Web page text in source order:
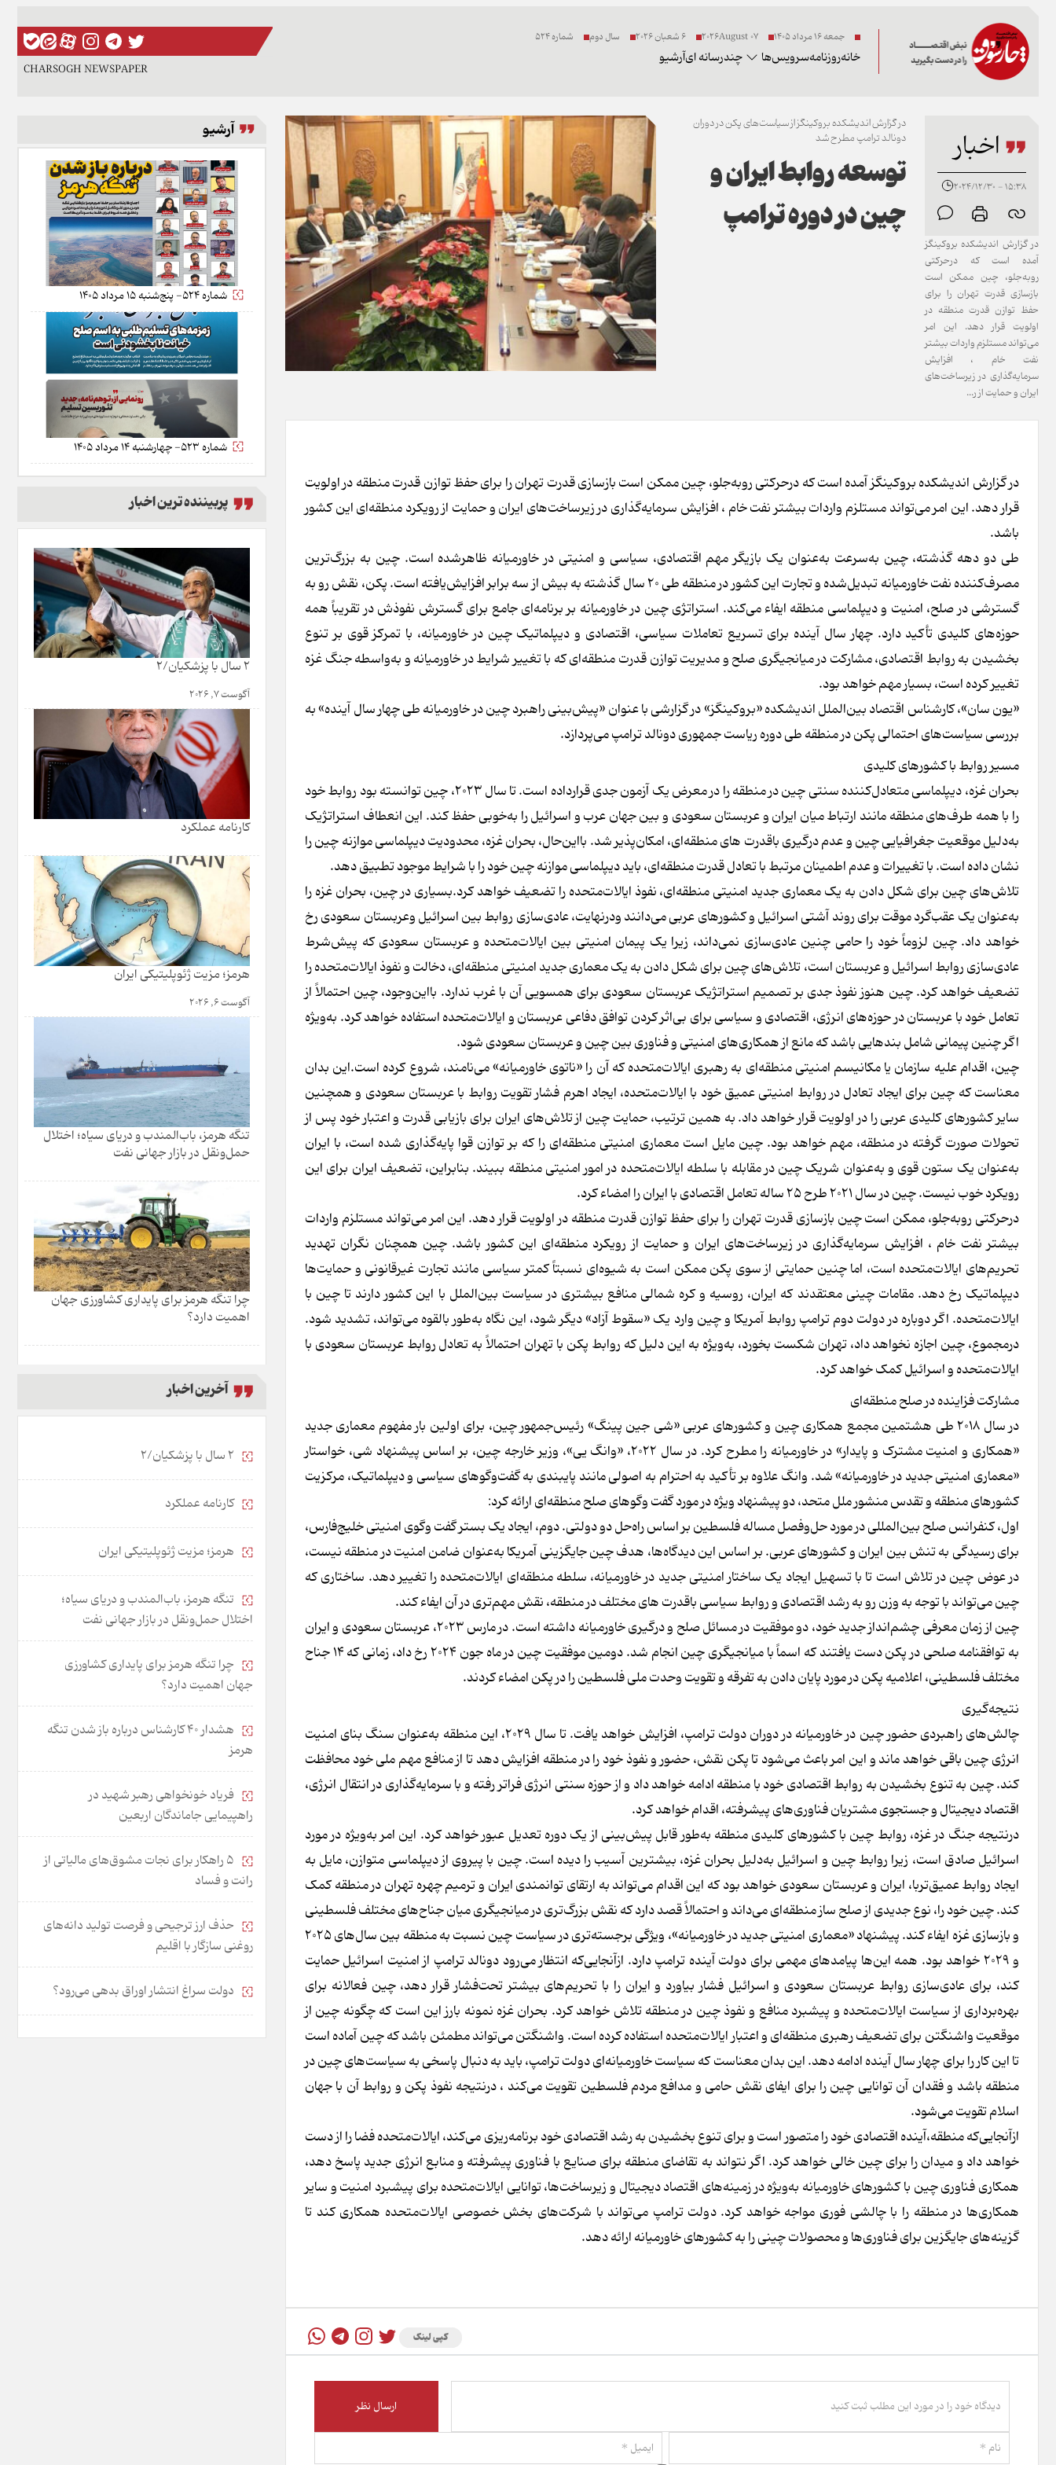
جمعه ۱۶ مرداد ۱۴۰۵ 07 2026August 6 شعبان 2026 سال دوم شماره 524
خانهروزنامهسرویس‌ها چندرسانه ایآرشیو
CHARSOGH NEWSPAPER
اخبار
15:38 - 2024/12/30
در گزارش اندیشکده بروکینگز
آمده است که درحرکتی
روبه‌جلو، چین ممکن است
بازسازی قدرت تهران را برای
حفظ توازن قدرت منطقه در
اولویت قرار دهد. این امر
می‌تواند مستلزم واردات بیشتر
نفت خام ، افزایش
سرمایه‌گذاری در زیرساخت‌های
ایران و حمایت از ر...
در گزارش اندیشکده بروکینگز از سیاست‌های پکن در دوران
دونالد ترامپ مطرح شد
توسعه روابط ایران و
چین در دوره ترامپ
در گزارش اندیشکده بروکینگز آمده است که درحرکتی روبه‌جلو، چین ممکن است بازسازی قدرت تهران را برای حفظ توازن قدرت منطقه در اولویت
قرار دهد. این امر می‌تواند مستلزم واردات بیشتر نفت خام ، افزایش سرمایه‌گذاری در زیرساخت‌های ایران و حمایت از رویکرد منطقه‌ای این کشور
باشد.
طی دو دهه گذشته، چین به‌سرعت به‌عنوان یک بازیگر مهم اقتصادی، سیاسی و امنیتی در خاورمیانه ظاهرشده است. چین به بزرگ‌ترین
مصرف‌کننده نفت خاورمیانه تبدیل‌شده و تجارت این کشور در منطقه طی ۲۰ سال گذشته به بیش از سه برابر افزایش‌یافته است. پکن، نقش رو به
گسترشی در صلح، امنیت و دیپلماسی منطقه ‌ایفاء می‌کند. استراتژی چین در خاورمیانه بر برنامه‌ای جامع برای گسترش نفوذش در تقریباً همه
حوزه‌های کلیدی تأکید دارد. چهار سال آینده برای تسریع تعاملات سیاسی، اقتصادی و دیپلماتیک چین در خاورمیانه، با تمرکز قوی بر تنوع
بخشیدن به روابط اقتصادی، مشارکت در میانجیگری صلح و مدیریت توازن قدرت منطقه‌ای که با تغییر شرایط در خاورمیانه و به‌واسطه جنگ غزه
تغییر کرده است، بسیار مهم خواهد بود.
«یون سان»، کارشناس اقتصاد بین‌الملل اندیشکده «بروکینگز» در گزارشی با عنوان «پیش‌بینی راهبرد چین در خاورمیانه طی چهار سال آینده» به
بررسی سیاست‌های احتمالی پکن در منطقه طی دوره ریاست جمهوری دونالد ترامپ می‌پردازد.
مسیر روابط با کشورهای کلیدی
بحران غزه، دیپلماسی متعادل‌کننده سنتی چین در منطقه را در معرض یک آزمون جدی قرارداده است. تا سال ۲۰۲۳، چین توانسته بود روابط خود
را با همه طرف‌های منطقه مانند ارتباط میان ایران و عربستان سعودی و بین جهان عرب و اسرائیل را به‌خوبی حفظ کند. این انعطاف استراتژیک
به‌دلیل موقعیت جغرافیایی چین و عدم درگیری باقدرت های منطقه‌ای، امکان‌پذیر شد. بااین‌حال، بحران غزه، محدودیت دیپلماسی موازنه چین را
نشان داده است. با تغییرات و عدم اطمینان مرتبط با تعادل قدرت منطقه‌ای، باید دیپلماسی موازنه چین خود را با شرایط موجود تطبیق دهد.
تلاش‌های چین برای شکل دادن به یک معماری جدید امنیتی منطقه‌ای، نفوذ ایالات‌متحده را تضعیف خواهد کرد.بسیاری در چین، بحران غزه را
به‌عنوان یک عقب‌گرد موقت برای روند آشتی اسرائیل و کشورهای عربی می‌دانند ودرنهایت، عادی‌سازی روابط بین اسرائیل وعربستان سعودی رخ
خواهد داد. چین لزوماً خود را حامی چنین عادی‌سازی نمی‌داند، زیرا یک پیمان امنیتی بین ایالات‌متحده و عربستان سعودی که پیش‌شرط
عادی‌سازی روابط اسرائیل و عربستان است، تلاش‌های چین برای شکل دادن به یک معماری جدید امنیتی منطقه‌ای، دخالت و نفوذ ایالات‌متحده را
تضعیف خواهد کرد. چین هنوز نفوذ جدی بر تصمیم استراتژیک عربستان سعودی برای همسویی آن با غرب ندارد. بااین‌وجود، چین احتمالاً از
تعامل خود با عربستان در حوزه‌های انرژی، اقتصادی و سیاسی برای بی‌اثر کردن توافق دفاعی عربستان و ایالات‌متحده استفاده خواهد کرد. به‌ویژه
اگر چنین پیمانی شامل بندهایی باشد که مانع از همکاری‌های امنیتی و فناوری بین چین و عربستان سعودی شود.
چین، اقدام علیه سازمان یا مکانیسم امنیتی منطقه‌ای به رهبری ایالات‌متحده که آن را «ناتوی خاورمیانه» می‌نامند، شروع کرده است.این بدان
معناست که چین برای ایجاد تعادل در روابط امنیتی عمیق خود با ایالات‌متحده، ایجاد اهرم فشار تقویت روابط با عربستان سعودی و همچنین
سایر کشورهای کلیدی عربی را در اولویت قرار خواهد داد. به همین ترتیب، حمایت چین از تلاش‌های ایران برای بازیابی قدرت و اعتبار خود پس از
تحولات صورت گرفته در منطقه، مهم خواهد بود. چین مایل است معماری امنیتی منطقه‌ای را که بر توازن قوا پایه‌گذاری شده است، با ایران
به‌عنوان یک ستون قوی و به‌عنوان شریک چین در مقابله با سلطه ایالات‌متحده در امور امنیتی منطقه ببیند. بنابراین، تضعیف ایران برای این
رویکرد خوب نیست. چین در سال ۲۰۲۱ طرح ۲۵ ساله تعامل اقتصادی با ایران را امضاء کرد.
درحرکتی روبه‌جلو، ممکن است چین بازسازی قدرت تهران را برای حفظ توازن قدرت منطقه در اولویت قرار دهد. این امر می‌تواند مستلزم واردات
بیشتر نفت خام ، افزایش سرمایه‌گذاری در زیرساخت‌های ایران و حمایت از رویکرد منطقه‌ای این کشور باشد. چین همچنان نگران تهدید
تحریم‌های ایالات‌متحده است، اما چنین حمایتی از سوی پکن ممکن است به شیوه‌ای نسبتاً کمتر سیاسی مانند تجارت غیرقانونی و حمایت‌ها
دیپلماتیک رخ دهد. مقامات چینی معتقدند که ایران، روسیه و کره شمالی منافع بیشتری در سیاست بین‌الملل با این کشور دارند تا چین با
ایالات‌متحده. اگر دوباره در دولت دوم ترامپ روابط آمریکا و چین وارد یک «سقوط آزاد» دیگر شود، این نگاه به‌طور بالقوه می‌تواند، تشدید شود.
درمجموع، چین اجازه نخواهد داد، تهران شکست بخورد، به‌ویژه به این دلیل که روابط پکن با تهران احتمالاً به تعادل روابط عربستان سعودی با
ایالات‌متحده و اسرائیل کمک خواهد کرد.
مشارکت فزاینده در صلح منطقه‌ای
در سال ۲۰۱۸ طی هشتمین مجمع همکاری چین و کشورهای عربی «شی جین پینگ» رئیس‌جمهور چین، برای اولین بار مفهوم معماری جدید
«همکاری و امنیت مشترک و پایدار» در خاورمیانه را مطرح کرد. در سال ۲۰۲۲، «وانگ یی»، وزیر خارجه چین، بر اساس پیشنهاد شی، خواستار
«معماری امنیتی جدید در خاورمیانه» شد. وانگ علاوه بر تأکید به احترام به اصولی مانند پایبندی به گفت‌وگوهای سیاسی و دیپلماتیک، مرکزیت
کشورهای منطقه و تقدس منشور ملل متحد، دو پیشنهاد ویژه در مورد گفت وگوهای صلح منطقه‌ای ارائه کرد:
اول، کنفرانس صلح بین‌المللی در مورد حل‌وفصل مساله فلسطین بر اساس راه‌حل دو دولتی. دوم، ایجاد یک بستر گفت وگوی امنیتی خلیج‌فارس،
برای رسیدگی به تنش بین ایران و کشورهای عربی. بر اساس این دیدگاه‌ها، هدف چین جایگزینی آمریکا به‌عنوان ضامن امنیت در منطقه نیست،
در عوض چین در تلاش است تا با تسهیل ایجاد یک ساختار امنیتی جدید در خاورمیانه، سلطه منطقه‌ای ایالات‌متحده را تغییر دهد. ساختاری که
چین می‌تواند با توجه به وزن رو به رشد اقتصادی و روابط سیاسی باقدرت های مختلف در منطقه، نقش مهم‌تری در آن ایفاء کند.
چین از زمان معرفی چشم‌انداز جدید خود، دو موفقیت در مسائل صلح و درگیری خاورمیانه داشته است. در مارس ۲۰۲۳، عربستان سعودی و ایران
به توافقنامه صلحی در پکن دست یافتند که اسماً با میانجیگری چین انجام شد. دومین موفقیت چین در ماه جون ۲۰۲۴ رخ داد، زمانی که ۱۴ جناح
مختلف فلسطینی، اعلامیه پکن در مورد پایان دادن به تفرقه و تقویت وحدت ملی فلسطین را در پکن امضاء کردند.
نتیجه‌گیری
چالش‌های راهبردی حضور چین در خاورمیانه در دوران دولت ترامپ، افزایش خواهد یافت. تا سال ۲۰۲۹، این منطقه به‌عنوان سنگ بنای امنیت
انرژی چین باقی خواهد ماند و این امر باعث می‌شود تا پکن نقش، حضور و نفوذ خود را در منطقه افزایش دهد تا از منافع مهم ملی خود محافظت
کند. چین به تنوع بخشیدن به روابط اقتصادی خود با منطقه ادامه خواهد داد و از حوزه سنتی انرژی فراتر رفته و با سرمایه‌گذاری در انتقال انرژی،
اقتصاد دیجیتال و جستجوی مشتریان فناوری‌های پیشرفته، اقدام خواهد کرد.
درنتیجه جنگ در غزه، روابط چین با کشورهای کلیدی منطقه به‌طور قابل پیش‌بینی از یک دوره تعدیل عبور خواهد کرد. این امر به‌ویژه در مورد
اسرائیل صادق است، زیرا روابط چین و اسرائیل به‌دلیل بحران غزه، بیشترین آسیب را دیده است. چین با پیروی از دیپلماسی متوازن، مایل به
ایجاد روابط عمیق‌تربا، ایران و عربستان سعودی خواهد بود که این اقدام می‌تواند به ارتقای توانمندی ایران و ترمیم چهره تهران در منطقه کمک
کند. چین خود را، نوع جدیدی از صلح ساز منطقه‌ای می‌داند و احتمالاً قصد دارد که نقش بزرگ‌تری در میانجیگری میان جناح‌های مختلف فلسطینی
و بازسازی غزه ایفاء کند. پیشنهاد «معماری امنیتی جدید در خاورمیانه»، ویژگی برجسته‌تری در سیاست چین نسبت به منطقه بین سال‌های ۲۰۲۵
و ۲۰۲۹ خواهد بود. همه این‌ها پیامدهای مهمی برای دولت آینده ترامپ دارد. ازآنجایی‌که انتظار می‌رود دونالد ترامپ از امنیت اسرائیل حمایت
کند، برای عادی‌سازی روابط عربستان سعودی و اسرائیل فشار بیاورد و ایران را با تحریم‌های بیشتر تحت‌فشار قرار دهد، چین فعالانه برای
بهره‌برداری از سیاست ایالات‌متحده و پیشبرد منافع و نفوذ چین در منطقه تلاش خواهد کرد. بحران غزه نمونه بارز این است که چگونه چین از
موقعیت واشنگتن برای تضعیف رهبری منطقه‌ای و اعتبار ایالات‌متحده استفاده کرده است. واشنگتن می‌تواند مطمئن باشد که چین آماده است
تا این کار را برای چهار سال آینده ادامه دهد. این بدان معناست که سیاست خاورمیانه‌ای دولت ترامپ، باید به دنبال پاسخی به سیاست‌های چین در
منطقه باشد و فقدان آن توانایی چین را برای ایفای نقش حامی و مدافع مردم فلسطین تقویت می‌کند ، درنتیجه نفوذ پکن و روابط آن با جهان
اسلام تقویت می‌شود.
ازآنجایی‌که منطقه‌،آینده اقتصادی خود را متصور است و برای تنوع بخشیدن به رشد اقتصادی خود برنامه‌ریزی می‌کند، ایالات‌متحده فضا را از دست
خواهد داد و میدان را برای چین خالی خواهد کرد. اگر نتواند به تقاضای منطقه برای صنایع با فناوری پیشرفته و منابع انرژی جدید پاسخ دهد،
همکاری فناوری چین با کشورهای خاورمیانه به‌ویژه در زمینه‌های اقتصاد دیجیتال و زیرساخت‌ها، توانایی ایالات‌متحده برای پیشبرد امنیت و سایر
همکاری‌ها در منطقه را با چالشی فوری مواجه خواهد کرد. دولت ترامپ می‌تواند با شرکت‌های بخش خصوصی ایالات‌متحده همکاری کند تا
گزینه‌های جایگزین برای فناوری‌ها و محصولات چینی را به کشورهای خاورمیانه ارائه دهد.
کپی لینک
آرشیو
شماره 524- پنج‌شنبه 15 مرداد 1405
شماره 523- چهارشنبه 14 مرداد 1405
پربیننده ترین اخبار
2 سال با پزشکیان/2
آگوست 7, 2026
کارنامه عملکرد
هرمز؛ مزیت ژئوپلیتیکی ایران
آگوست 6, 2026
تنگه هرمز، باب‌المندب و دریای سیاه؛ اختلال
حمل‌ونقل در بازار جهانی نفت
چرا تنگه هرمز برای پایداری کشاورزی جهان
اهمیت دارد؟
آخرین اخبار
کارنامه عملکرد
هرمز؛ مزیت ژئوپلیتیکی ایران
تنگه هرمز، باب‌المندب و دریای سیاه؛
اختلال حمل‌ونقل در بازار جهانی نفت
چرا تنگه هرمز برای پایداری کشاورزی
جهان اهمیت دارد؟
هشدار 40 کارشناس درباره باز شدن تنگه
هرمز
فریاد خونخواهی رهبر شهید در
راهپیمایی جاماندگان اربعین
۵ راهکار برای نجات مشوق‌های مالیاتی از
رانت و فساد
حذف ارز ترجیحی و فرصت تولید دانه‌های
روغنی سازگار با اقلیم
دولت سراغ انتشار اوراق بدهی می‌رود؟